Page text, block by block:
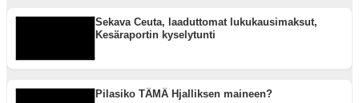
Sekava Ceuta, laaduttomat lukukausimaksut,
Kesäraportin kyselytunti
Pilasiko TÄMÄ Hjalliksen maineen?